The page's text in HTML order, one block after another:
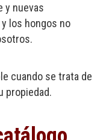
y nuevas
los hongos no
cuando se trata de
propiedad.